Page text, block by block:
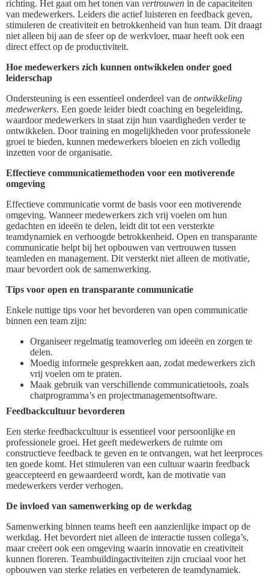
richting. Het gaat om het tonen van vertrouwen in de capaciteiten
van medewerkers. Leiders die actief luisteren en feedback geven,
stimuleren de creativiteit en betrokkenheid van hun team. Dit draagt
niet alleen bij aan de sfeer op de werkvloer, maar heeft ook een
direct effect op de productiviteit.
Hoe medewerkers zich kunnen ontwikkelen onder goed
leiderschap
Ondersteuning is een essentieel onderdeel van de ontwikkeling
medewerkers. Een goede leider biedt coaching en begeleiding,
waardoor medewerkers in staat zijn hun vaardigheden verder te
ontwikkelen. Door training en mogelijkheden voor professionele
groei te bieden, kunnen medewerkers bloeien en zich volledig
inzetten voor de organisatie.
Effectieve communicatiemethoden voor een motiverende
omgeving
Effectieve communicatie vormt de basis voor een motiverende
omgeving. Wanneer medewerkers zich vrij voelen om hun
gedachten en ideeën te delen, leidt dit tot een versterkte
teamdynamiek en verhoogde betrokkenheid. Open en transparante
communicatie helpt bij het opbouwen van vertrouwen tussen
teamleden en management. Dit versterkt niet alleen de motivatie,
maar bevordert ook de samenwerking.
Tips voor open en transparante communicatie
Enkele nuttige tips voor het bevorderen van open communicatie
binnen een team zijn:
Organiseer regelmatig teamoverleg om ideeën en zorgen te
delen.
Moedig informele gesprekken aan, zodat medewerkers zich
vrij voelen om te praten.
Maak gebruik van verschillende communicatietools, zoals
chatprogramma’s en projectmanagementsoftware.
Feedbackcultuur bevorderen
Een sterke feedbackcultuur is essentieel voor persoonlijke en
professionele groei. Het geeft medewerkers de ruimte om
constructieve feedback te geven en te ontvangen, wat het leerproces
ten goede komt. Het stimuleren van een cultuur waarin feedback
geaccepteerd en gewaardeerd wordt, kan de motivatie van
medewerkers verder verhogen.
De invloed van samenwerking op de werkdag
Samenwerking binnen teams heeft een aanzienlijke impact op de
werkdag. Het bevordert niet alleen de interactie tussen collega’s,
maar creëert ook een omgeving waarin innovatie en creativiteit
kunnen floreren. Teambuildingactiviteiten zijn cruciaal voor het
opbouwen van sterke relaties en verbeteren de teamdynamiek.